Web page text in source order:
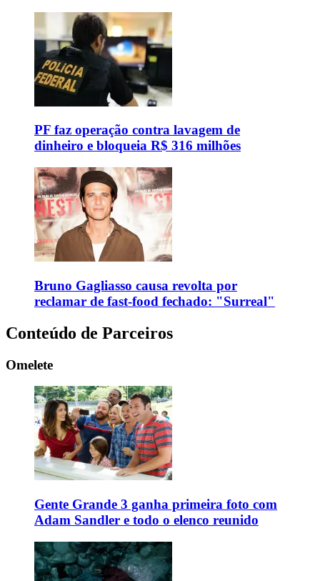
PF faz operação contra lavagem de
dinheiro e bloqueia R$ 316 milhões
Bruno Gagliasso causa revolta por
reclamar de fast-food fechado: "Surreal"
Conteúdo de Parceiros
Omelete
Gente Grande 3 ganha primeira foto com
Adam Sandler e todo o elenco reunido